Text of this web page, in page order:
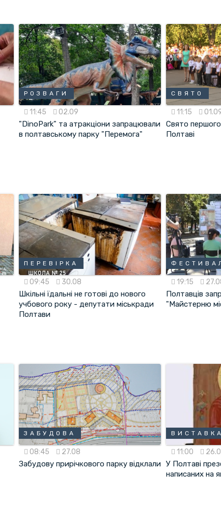
РОЗВАГИ
11:45 02.09
"DinoPark" та атракціони запрацювали
в полтавському парку "Перемога"
СВЯТО
11:15
Свято
Полтаві
ПЕРЕВІРКА
09:45 30.08
Шкільні їдальні не готові до нового
учбового року - депутати міськради
Полтави
19:15
Полтавців
"Майстерню
ЗАБУДОВА
08:45 27.08
Забудову прирічкового парку відклали
ВИСТАВКА
11:00
У Полтаві
написаних на